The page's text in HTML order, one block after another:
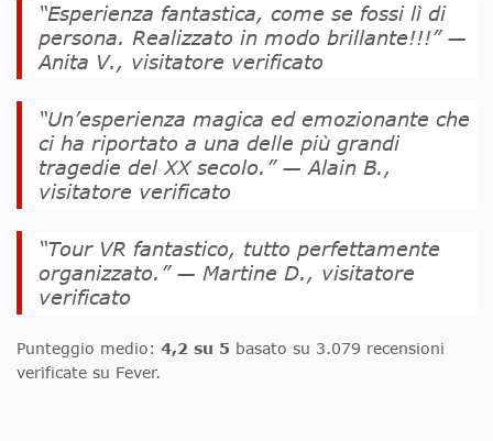
“Esperienza fantastica, come se fossi lì di
persona. Realizzato in modo brillante!!!” —
Anita V., visitatore verificato
“Un’esperienza magica ed emozionante che
ci ha riportato a una delle più grandi
tragedie del XX secolo.” —Alain B.,
visitatore verificato
“Tour VR fantastico, tutto perfettamente
organizzato.” — Martine D., visitatore
verificato
Punteggio medio: 4,2 su 5 basato su 3.079 recensioni
verificate su Fever.